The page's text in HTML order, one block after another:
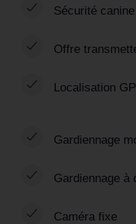
Sécurité canine
Offre
Localisation
Gardiennage
Gardiennage à
Caméra fixe